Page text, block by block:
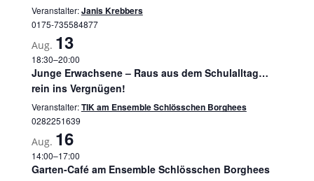
Veranstalter:Janis Krebbers
0175-735584877
Aug. 13
18:30–20:00
Junge Erwachsene – Raus aus dem Schulalltag…
rein ins Vergnügen!
Veranstalter:TIK am Ensemble Schlösschen Borghees
0282251639
Aug. 16
14:00–17:00
Garten-Café am Ensemble Schlösschen Borghees